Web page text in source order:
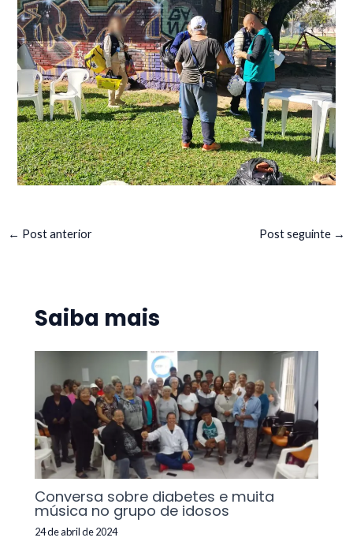
← Post anterior Post seguinte →
Saiba mais
Conversa sobre diabetes e muita
música no grupo de idosos
24 de abril de 2024